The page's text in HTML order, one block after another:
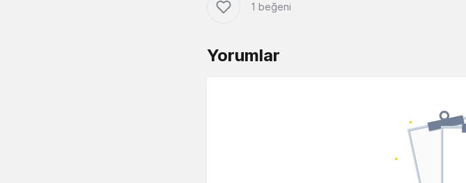
1 beğeni
Yorumlar